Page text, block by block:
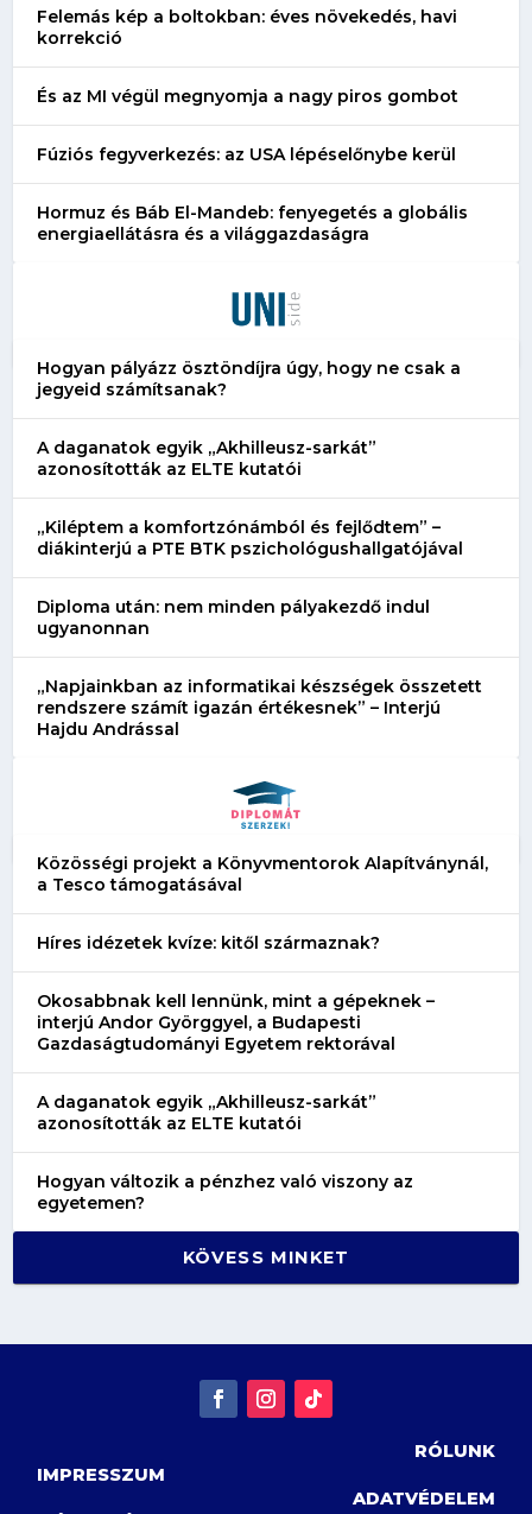
Felemás kép a boltokban: éves növekedés, havi
korrekció
És az MI végül megnyomja a nagy piros gombot
Fúziós fegyverkezés: az USA lépéselőnybe kerül
Hormuz és Báb El-Mandeb: fenyegetés a globális
energiaellátásra és a világgazdaságra
Hogyan pályázz ösztöndíjra úgy, hogy ne csak a
jegyeid számítsanak?
A daganatok egyik „Akhilleusz-sarkát”
azonosították az ELTE kutatói
„Kiléptem a komfortzónámból és fejlődtem” –
diákinterjú a PTE BTK pszichológushallgatójával
Diploma után: nem minden pályakezdő indul
ugyanonnan
„Napjainkban az informatikai készségek összetett
rendszere számít igazán értékesnek” – Interjú
Hajdu Andrással
Közösségi projekt a Könyvmentorok Alapítványnál,
a Tesco támogatásával
Híres idézetek kvíze: kitől származnak?
Okosabbnak kell lennünk, mint a gépeknek –
interjú Andor Györggyel, a Budapesti
Gazdaságtudományi Egyetem rektorával
A daganatok egyik „Akhilleusz-sarkát”
azonosították az ELTE kutatói
Hogyan változik a pénzhez való viszony az
egyetemen?
KÖVESS MINKET
RÓLUNK
IMPRESSZUM
ADATVÉDELEM